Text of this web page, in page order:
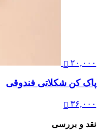
۲۰,۰۰۰
پاک کن شکلاتی فندوقی
۳۶,۰۰۰
نقد و بررسی